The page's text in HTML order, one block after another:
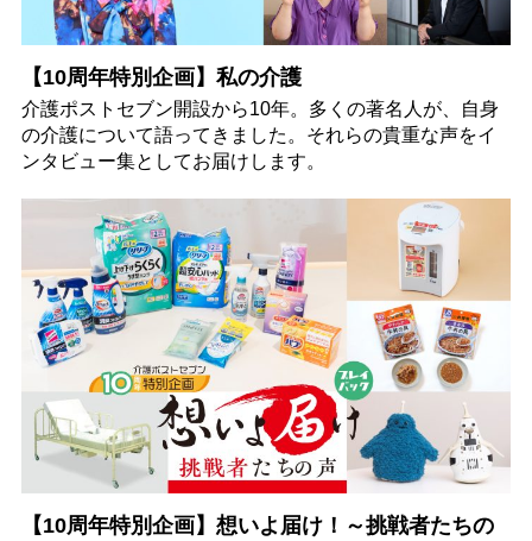
【10周年特別企画】私の介護
介護ポストセブン開設から10年。多くの著名人が、自身
の介護について語ってきました。それらの貴重な声をイ
ンタビュー集としてお届けします。
【10周年特別企画】想いよ届け！～挑戦者たちの